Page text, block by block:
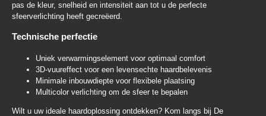
pas de kleur, snelheid en intensiteit aan tot u de perfecte
sfeerverlichting heeft gecreëerd.
Technische perfectie
Uniek verwarmingselement voor optimaal comfort
3D-vuureffect voor een levensechte haardbelevenis
Minimale inbouwdiepte voor flexibele plaatsing
Multicolor verlichting om de sfeer te bepalen
Wilt u uw ideale haardoplossing ontdekken? Kom langs bij De